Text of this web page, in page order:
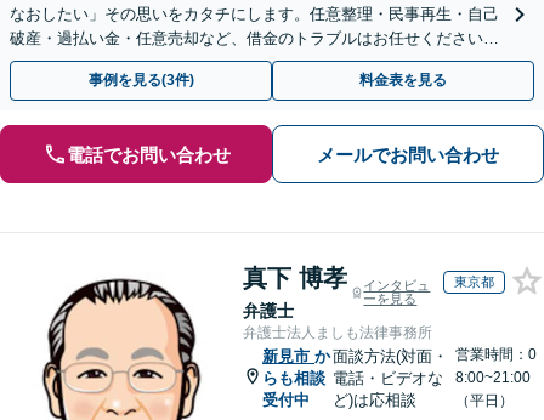
なおしたい」その思いをカタチにします。任意整理・民事再生・自己
破産・過払い金・任意売却など、借金のトラブルはお任せください。
【初回相談無料】【全国対応可能】
事例を見る(3件) 料金表を見る
電話でお問い合わせ メールでお問い合わせ
真下 博孝
弁護士
インタビュ
ーを見る
東京都
弁護士法人ましも法律事務所
新見市 か
らも相談
受付中
面談方法(対面・
電話・ビデオな
ど)は応相談
営業時間：0
8:00~21:00
（平日）